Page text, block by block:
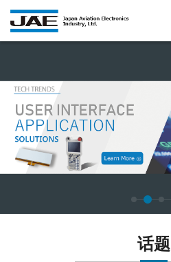
话题